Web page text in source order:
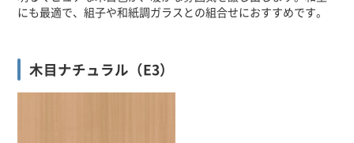
にも最適で、組子や和紙調ガラスとの組合せにおすすめです。
木目ナチュラル（E3）